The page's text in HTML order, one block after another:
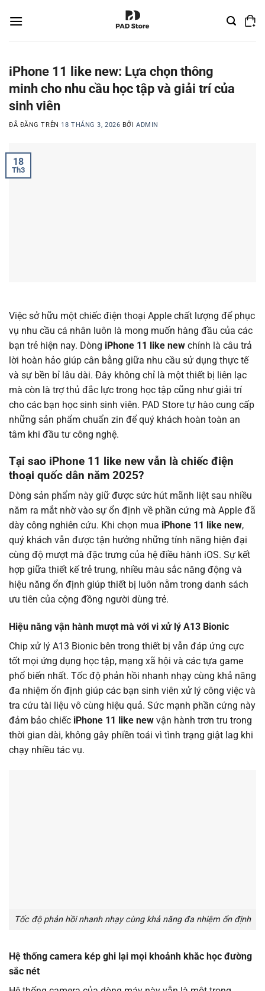
đến
iPhone 11 like new: Lựa chọn thông
minh cho nhu cầu học tập và giải trí của
sinh viên
ĐÃ ĐĂNG TRÊN 18 THÁNG 3, 2026 BỞIADMIN
18
Th3
Việc sở hữu một chiếc điện thoại Apple chất lượng để phục
vụ nhu cầu cá nhân luôn là mong muốn hàng đầu của các
bạn trẻ hiện nay. Dòng iPhone 11 like new chính là câu trả
lời hoàn hảo giúp cân bằng giữa nhu cầu sử dụng thực tế
và sự bền bỉ lâu dài. Đây không chỉ là một thiết bị liên lạc
mà còn là trợ thủ đắc lực trong học tập cũng như giải trí
cho các bạn học sinh sinh viên. PAD Store tự hào cung cấp
những sản phẩm chuẩn zin để quý khách hoàn toàn an
tâm khi đầu tư công nghệ.
Tại sao iPhone 11 like new vẫn là chiếc điện
thoại quốc dân năm 2025?
Dòng sản phẩm này giữ được sức hút mãnh liệt sau nhiều
năm ra mắt nhờ vào sự ổn định về phần cứng mà Apple đã
dày công nghiên cứu. Khi chọn mua iPhone 11 like new,
quý khách vẫn được tận hưởng những tính năng hiện đại
cùng độ mượt mà đặc trưng của hệ điều hành iOS. Sự kết
hợp giữa thiết kế trẻ trung, nhiều màu sắc năng động và
hiệu năng ổn định giúp thiết bị luôn nằm trong danh sách
ưu tiên của cộng đồng người dùng trẻ.
Hiệu năng vận hành mượt mà với vi xử lý A13 Bionic
Chip xử lý A13 Bionic bên trong thiết bị vẫn đáp ứng cực
tốt mọi ứng dụng học tập, mạng xã hội và các tựa game
phổ biến nhất. Tốc độ phản hồi nhanh nhạy cùng khả năng
đa nhiệm ổn định giúp các bạn sinh viên xử lý công việc và
tra cứu tài liệu vô cùng hiệu quả. Sức mạnh phần cứng này
đảm bảo chiếc iPhone 11 like new vận hành trơn tru trong
thời gian dài, không gây phiền toái vì tình trạng giật lag khi
chạy nhiều tác vụ.
Tốc độ phản hồi nhanh nhạy cùng khả năng đa nhiệm ổn định
Hệ thống camera kép ghi lại mọi khoảnh khắc học đường
sắc nét